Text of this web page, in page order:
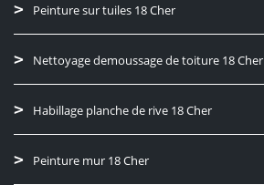
Peinture sur tuiles 18 Cher
Nettoyage demoussage de toiture 18 Cher
Habillage planche de rive 18 Cher
Peinture mur 18 Cher